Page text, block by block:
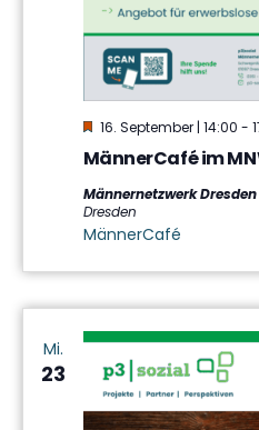
MännerCafé im
Hervorgehoben
16. September | 14:00 -
Männernetzwerk Dresden
Dresden
MännerCafé
Mi.
23